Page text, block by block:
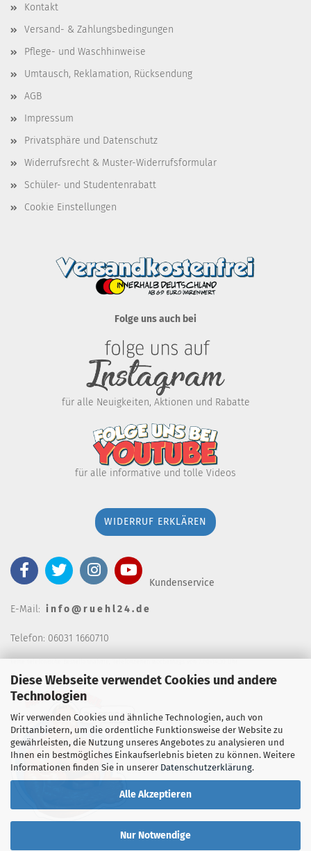
Diese Webseite verwendet Cookies und andere
Technologien
Wir verwenden Cookies und ähnliche Technologien, auch von
Drittanbietern, um die ordentliche Funktionsweise der Website zu
gewährleisten, die Nutzung unseres Angebotes zu analysieren und
Ihnen ein bestmögliches Einkaufserlebnis bieten zu können. Weitere
Informationen finden Sie in unserer Datenschutzerklärung.
Alle Akzeptieren
Nur Notwendige
Kontakt
Versand- & Zahlungsbedingungen
Pflege- und Waschhinweise
Umtausch, Reklamation, Rücksendung
AGB
Impressum
Privatsphäre und Datenschutz
Widerrufsrecht & Muster-Widerrufsformular
Schüler- und Studentenrabatt
Cookie Einstellungen
Folge uns auch bei
für alle Neuigkeiten, Aktionen und Rabatte
für alle informative und tolle Videos
WIDERRUF ERKLÄREN
Kundenservice
E-Mail: i n f o @ r u e h l 2 4 . d e
Telefon: 06031 1660710